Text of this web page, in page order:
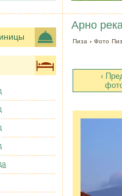
Арно
Пиза ›Фото
‹